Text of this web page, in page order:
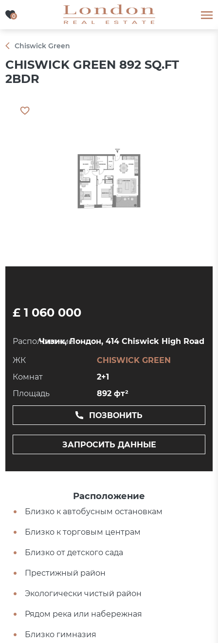
0
0
Chiswick Green
CHISWICK GREEN 892 SQ.FT
2BDR
£ 1 060 000
Расположение:
Чизик, Лондон, 414 Chiswick High Road
ЖК
CHISWICK GREEN
Комнат
2+1
Площадь
892 фт²
ПОЗВОНИТЬ
ЗАПРОСИТЬ ДАННЫЕ
Расположение
Близко к автобусным остановкам
Близко к торговым центрам
Близко от детского сада
Престижный район
Экологически чистый район
Рядом река или набережная
Близко гимназия